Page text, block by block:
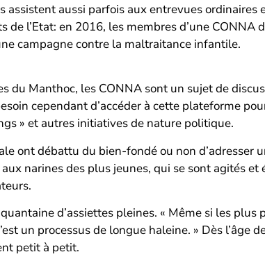
aussi parfois aux entrevues ordinaires
l’Etat: en 2016, les membres d’une CONNA
campagne contre la maltraitance infantile.
du Manthoc, les CONNA sont un sujet de
cependant d’accéder à cette plateforme
» et autres initiatives de nature politique.
ont débattu du bien-fondé ou non d’adresser
narines des plus jeunes, qui se sont agités et
d’assiettes pleines. « Même si les plus
un processus de longue haleine. » Dès l’âge
petit à petit.